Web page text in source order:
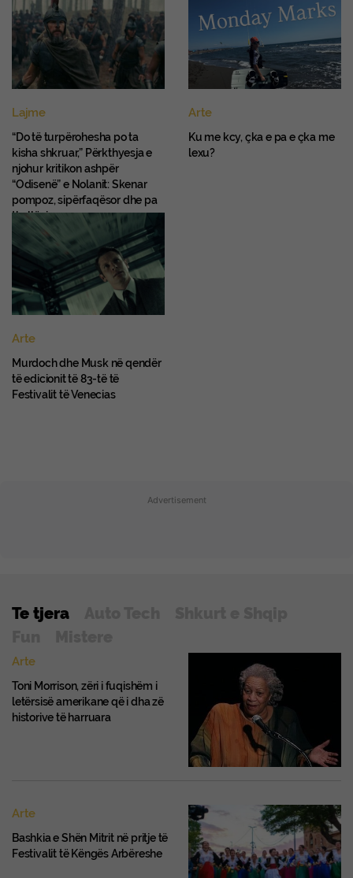
Lajme
“Do të turpërohesha po ta
kisha shkruar,” Përkthyesja e
njohur kritikon ashpër
“Odisenë” e Nolanit: Skenar
pompoz, sipërfaqësor dhe pa
thellësi
Arte
Ku me kcy, çka e pa e çka me
lexu?
Arte
Murdoch dhe Musk në qendër
të edicionit të 83-të të
Festivalit të Venecias
Advertisement
Te tjera
Arte
Toni Morrison, zëri i fuqishëm i
letërsisë amerikane që i dha zë
historive të harruara
Arte
Bashkia e Shën Mitrit në pritje të
Festivalit të Këngës Arbëreshe